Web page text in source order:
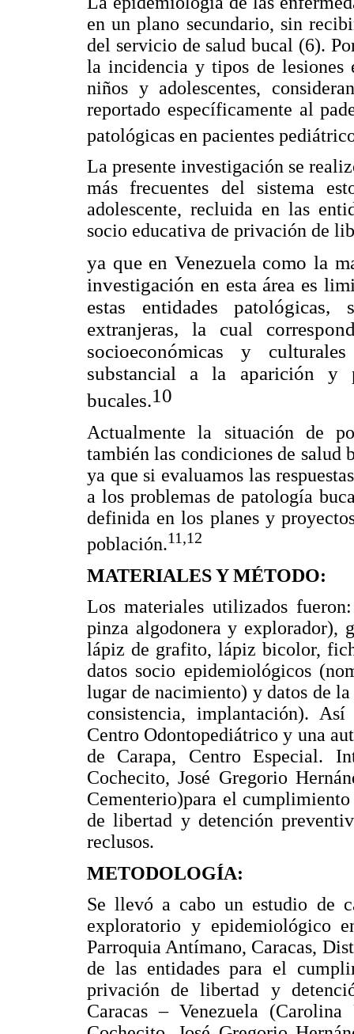
en un plano secundario, sin
del servicio de salud bucal (6).
la incidencia y tipos de lesiones
niños y adolescentes,
reportado específicamente al
patológicas en pacientes
La presente investigación se
más frecuentes del sistema
adolescente, recluida en las
socio educativa de privación de
ya que en Venezuela como la
investigación en esta área es
estas entidades patológicas,
extranjeras, la cual
socioeconómicas y
substancial a la aparición y
bucales.10
Actualmente la situación de
también las condiciones de
ya que si evaluamos las
a los problemas de patología
definida en los planes y
población.11,12
MATERIALES Y MÉTODO:
Los materiales utilizados
pinza algodonera y explorador),
lápiz de grafito, lápiz bicolor,
datos socio epidemiológicos
lugar de nacimiento) y datos de
consistencia, implantación).
Centro Odontopediátrico y una
de Carapa, Centro Especial.
Cochecito, José Gregorio
Cementerio)para el
de libertad y detención
reclusos.
METODOLOGÍA:
Se llevó a cabo un estudio de
exploratorio y epidemiológico
Parroquia Antímano, Caracas,
de las entidades para el
privación de libertad y
Caracas – Venezuela